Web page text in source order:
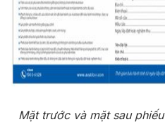
Mặt trước và mặt sau